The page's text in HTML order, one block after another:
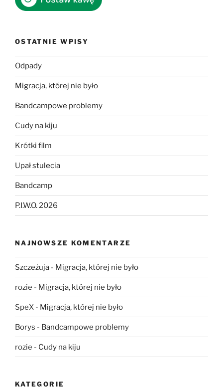
OSTATNIE WPISY
Odpady
Migracja, której nie było
Bandcampowe problemy
Cudy na kiju
Krótki film
Upał stulecia
Bandcamp
P.I.W.O. 2026
NAJNOWSZE KOMENTARZE
Szczeżuja - Migracja, której nie było
rozie - Migracja, której nie było
SpeX - Migracja, której nie było
Borys - Bandcampowe problemy
rozie - Cudy na kiju
KATEGORIE